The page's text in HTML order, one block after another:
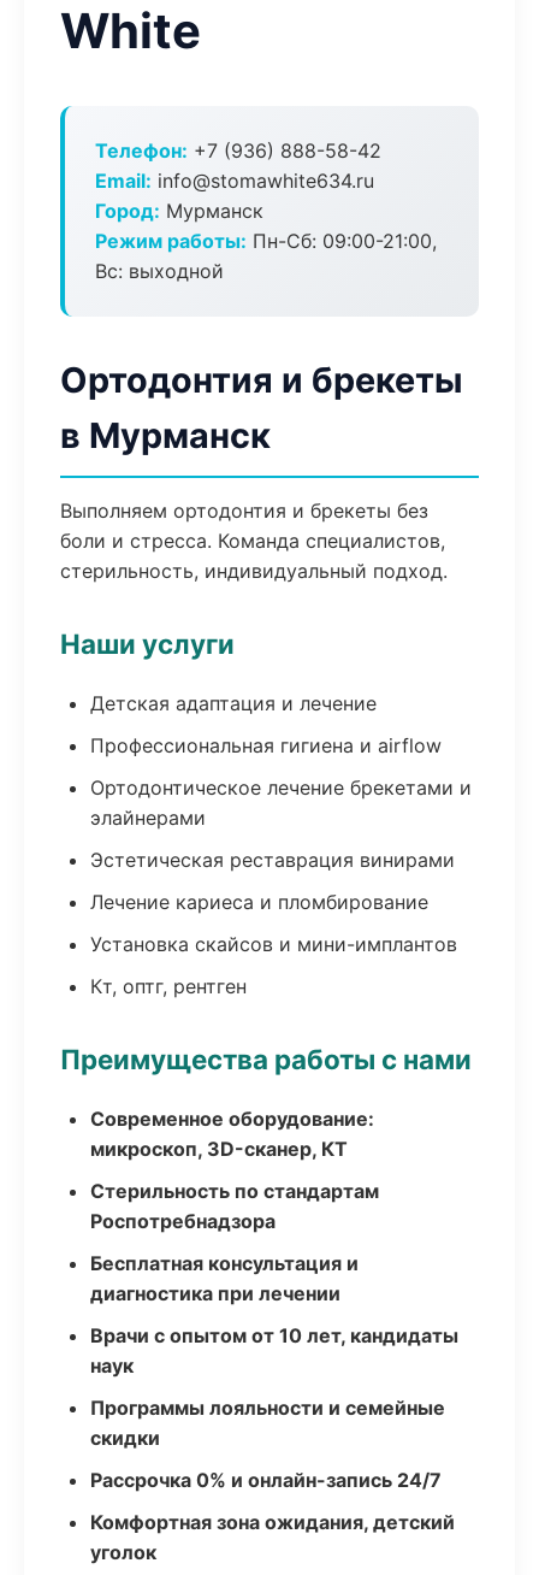
White
Телефон: +7 (936) 888-58-42
Email: info@stomawhite634.ru
Город: Мурманск
Режим работы: Пн-Сб: 09:00-21:00,
Вс: выходной
Ортодонтия и брекеты
в Мурманск
Выполняем ортодонтия и брекеты без
боли и стресса. Команда специалистов,
стерильность, индивидуальный подход.
Наши услуги
Детская адаптация и лечение
Профессиональная гигиена и airflow
Ортодонтическое лечение брекетами и
элайнерами
Эстетическая реставрация винирами
Лечение кариеса и пломбирование
Установка скайсов и мини-имплантов
Кт, оптг, рентген
Преимущества работы с нами
Современное оборудование:
микроскоп, 3D-сканер, КТ
Стерильность по стандартам
Роспотребнадзора
Бесплатная консультация и
диагностика при лечении
Врачи с опытом от 10 лет, кандидаты
наук
Программы лояльности и семейные
скидки
Рассрочка 0% и онлайн-запись 24/7
Комфортная зона ожидания, детский
уголок